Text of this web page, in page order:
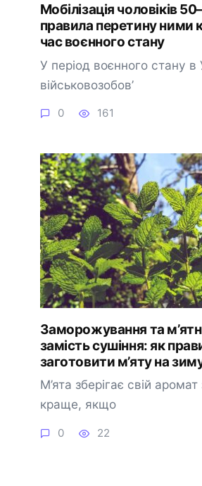
Мобілізація чоловіків
правила перетину ними
час воєнного стану
У період воєнного стану в
військовозобов’
0 161
Заморожування та
замість сушіння: як
заготовити м’яту на
М’ята зберігає свій
краще, якщо
0 22